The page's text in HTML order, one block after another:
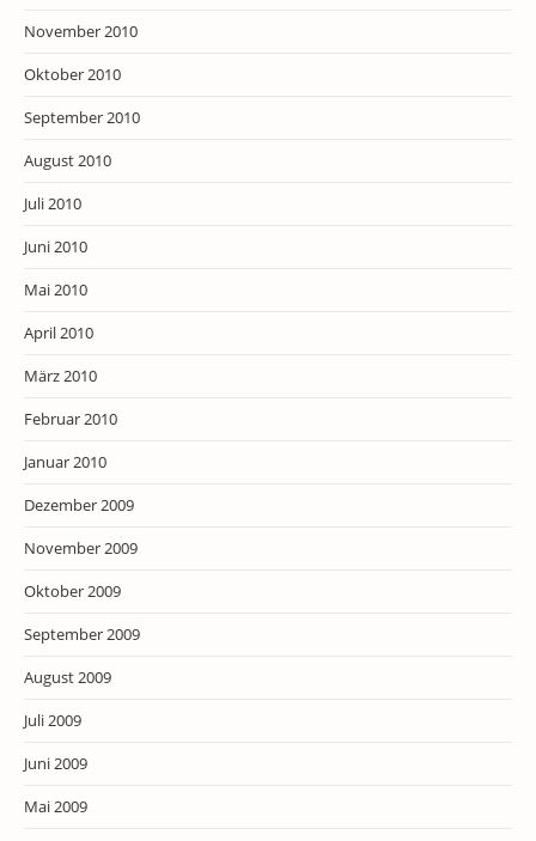
November 2010
Oktober 2010
September 2010
August 2010
Juli 2010
Juni 2010
Mai 2010
April 2010
März 2010
Februar 2010
Januar 2010
Dezember 2009
November 2009
Oktober 2009
September 2009
August 2009
Juli 2009
Juni 2009
Mai 2009